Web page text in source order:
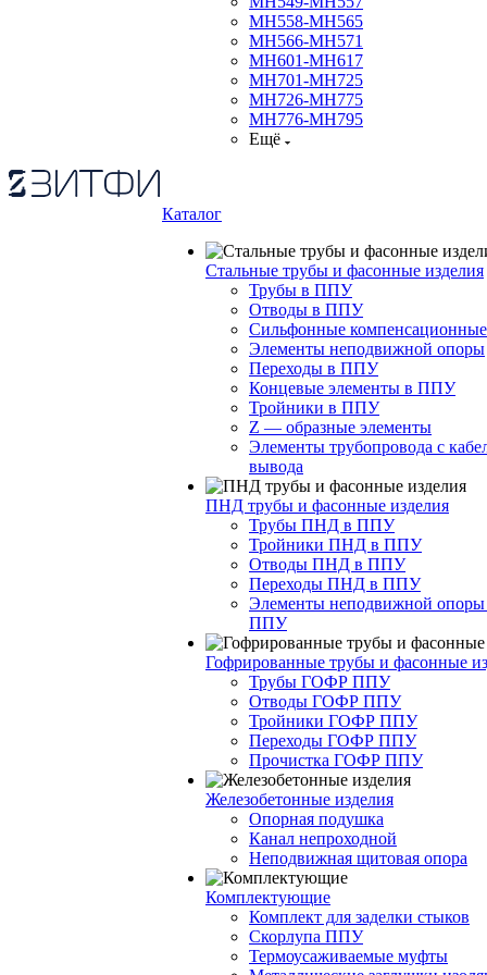
МН558-МН565
МН566-МН571
МН601-МН617
МН701-МН725
МН726-МН775
МН776-МН795
Ещё
Каталог
Стальные трубы и фасонные изделия
Трубы в ППУ
Отводы в ППУ
Сильфонные
Элементы неподвижной опоры
Переходы в ППУ
Концевые элементы в ППУ
Тройники в ППУ
Z — образные элементы
Элементы трубопровода с
вывода
ПНД трубы и фасонные изделия
Трубы ПНД в ППУ
Тройники ПНД в ППУ
Отводы ПНД в ППУ
Переходы ПНД в ППУ
Элементы неподвижной
ППУ
Гофрированные трубы и фасонные
Трубы ГОФР ППУ
Отводы ГОФР ППУ
Тройники ГОФР ППУ
Переходы ГОФР ППУ
Прочистка ГОФР ППУ
Железобетонные изделия
Опорная подушка
Канал непроходной
Неподвижная щитовая опора
Комплектующие
Комплект для заделки стыков
Скорлупа ППУ
Термоусаживаемые муфты